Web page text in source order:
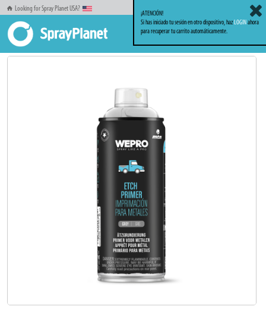
Looking for Spray Planet USA?
Inicio MTN WEPRO Wash Primer
¡ATENCIÓN!
Si has iniciado tu sesión en otro dispositivo, hazLOGINahora
para recuperar tu carrito automáticamente.